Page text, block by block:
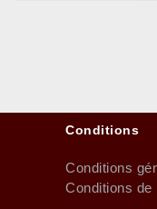
Conditions
Conditions
Conditions de